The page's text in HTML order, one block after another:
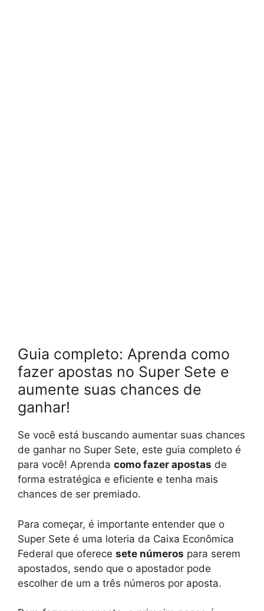
Guia completo: Aprenda como
fazer apostas no Super Sete e
aumente suas chances de
ganhar!
Se você está buscando aumentar suas chances
de ganhar no Super Sete, este guia completo é
para você! Aprenda como fazer apostas de
forma estratégica e eficiente e tenha mais
chances de ser premiado.
Para começar, é importante entender que o
Super Sete é uma loteria da Caixa Econômica
Federal que oferece sete números para serem
apostados, sendo que o apostador pode
escolher de um a três números por aposta.